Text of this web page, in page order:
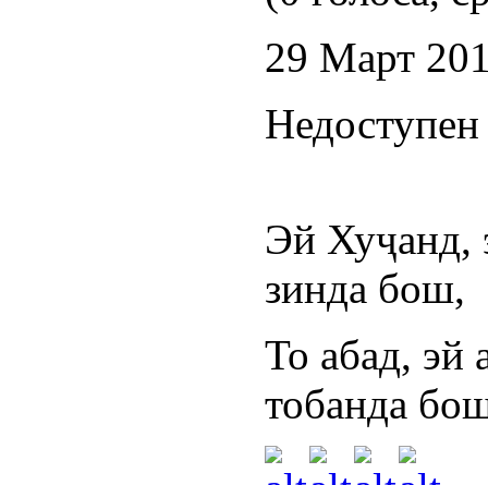
29 Март
Эй Хуҷанд,
зинда бош,
То абад, эй
тобанда